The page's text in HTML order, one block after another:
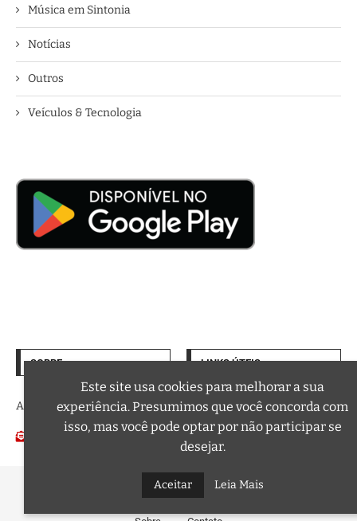
Música em Sintonia
Notícias
Outros
Veículos & Tecnologia
SOBRE
A trilha sonora da sua vida
Email:
LINKS ÚTEIS
Termos de Uso
Política de Privacidade
Podcasts
@2026 – Todos os Direitos Reservados a Curta FM
Este site usa cookies para melhorar a sua
experiência. Presumimos que você concorda com
isso, mas você pode optar por não participar se
desejar.
Aceitar Leia Mais